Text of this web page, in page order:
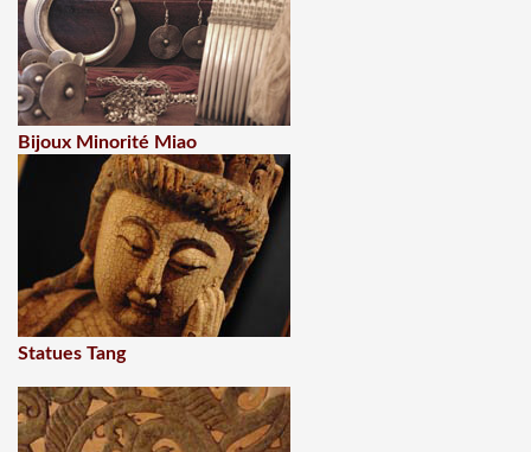
Bijoux Minorité Miao
Statues Tang